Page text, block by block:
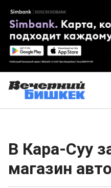
В Кара-Суу
магазин